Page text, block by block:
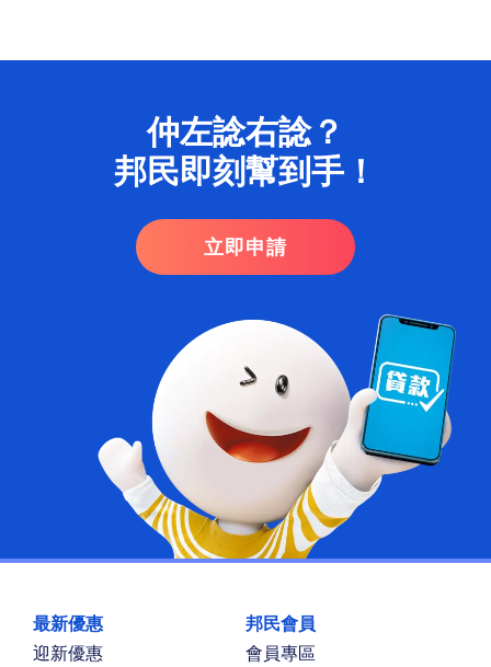
仲左諗右諗？
邦民即刻幫到手！​
立即申請
最新優惠
迎新優惠
邦民會員
會員專區